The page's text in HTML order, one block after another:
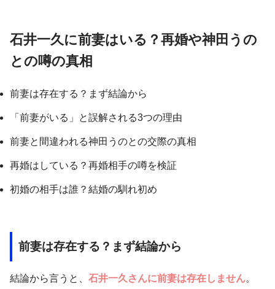
石井一久に前妻はいる？再婚や神田うの
との噂の真相
前妻は存在する？まず結論から
「前妻がいる」と誤解される3つの理由
前妻と間違われる神田うのとの交際の真相
再婚はしている？再婚相手の噂を検証
初婚の相手は誰？結婚の馴れ初め
前妻は存在する？まず結論から
結論から言うと、 石井一久さんに前妻は存在しません。